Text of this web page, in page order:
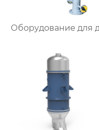
Оборудование для